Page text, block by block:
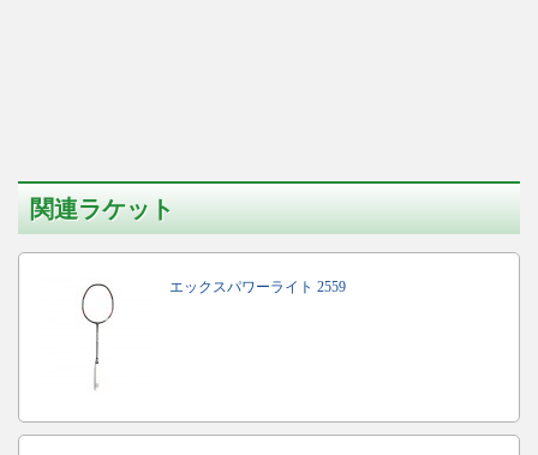
関連ラケット
エックスパワーライト 2559